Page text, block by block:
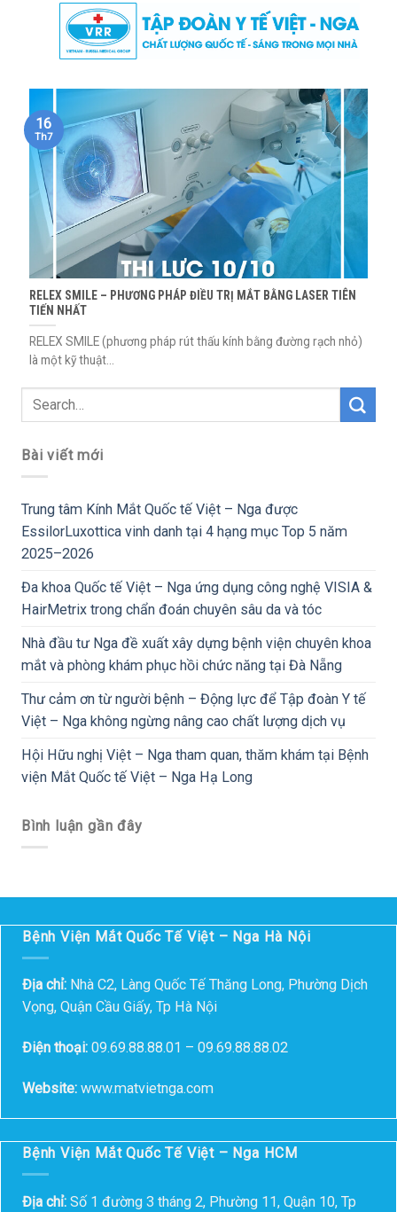
RELEX SMILE – PHƯƠNG PHÁP ĐIỀU TRỊ MẮT BẰNG LASER TIÊN
TIẾN NHẤT
RELEX SMILE (phương pháp rút thấu kính bằng đường rạch nhỏ)
là một kỹ thuật...
16
Th7
Bài viết mới
Trung tâm Kính Mắt Quốc tế Việt – Nga được
EssilorLuxottica vinh danh tại 4 hạng mục Top 5 năm
2025–2026
Đa khoa Quốc tế Việt – Nga ứng dụng công nghệ VISIA &
HairMetrix trong chẩn đoán chuyên sâu da và tóc
Nhà đầu tư Nga đề xuất xây dựng bệnh viện chuyên khoa
mắt và phòng khám phục hồi chức năng tại Đà Nẵng
Thư cảm ơn từ người bệnh – Động lực để Tập đoàn Y tế
Việt – Nga không ngừng nâng cao chất lượng dịch vụ
Hội Hữu nghị Việt – Nga tham quan, thăm khám tại Bệnh
viện Mắt Quốc tế Việt – Nga Hạ Long
Bình luận gần đây
Bệnh Viện Mắt Quốc Tế Việt – Nga Hà Nội
Địa chỉ: Nhà C2, Làng Quốc Tế Thăng Long, Phường Dịch
Vọng, Quận Cầu Giấy, Tp Hà Nội
Điện thoại: 09.69.88.88.01 – 09.69.88.88.02
Website: www.matvietnga.com
Bệnh Viện Mắt Quốc Tế Việt – Nga HCM
Địa chỉ: Số 1 đường 3 tháng 2, Phường 11, Quận 10, Tp